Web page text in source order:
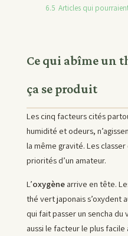
6.5 Articles qui
Ce qui abîme un
ça se produit
Les cinq facteurs cités
humidité et odeurs,
la même gravité. Les
priorités d’un amateur.
L’oxygènearrive en tête.
thé vert japonais s’oxydent
qui fait passer un sencha du
aussi le facteur le plus facile